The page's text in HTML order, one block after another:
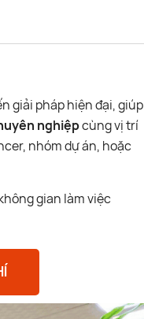
giải pháp hiện đại, giúp
nghiệpcùng vị trí
nhóm dự án, hoặc
gian làm việc